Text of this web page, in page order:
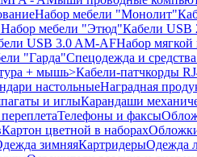
Набор мебели "Монолит"
Набор мебели "Этюд"Кабели USB
USB 3.0 AM-AFНабор
"Гарда"Спецодежда и
+ мышь>Кабели-патчкорды
настольныеНаградная
и иглыКарандаши
Телефоны и факсы
Картон цветной в наборах
зимняяКартридерыОдежда